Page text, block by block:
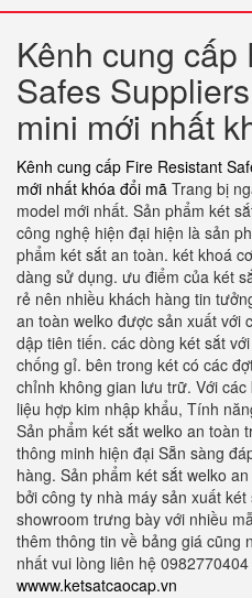
Kênh cung
Safes
mini mới nhất
Kênh cung cấp Fire Resistant
mới nhất khóa đổi mã Trang bị
model mới nhất. Sản phẩm két
công nghệ hiện đại hiện là sản
phẩm két sắt an toàn. két khoá
dàng sử dụng. ưu điểm của két
rẻ nên nhiều khách hàng tin
an toàn welko được sản xuất với
dập tiên tiến. các dòng két sắt
chống gỉ. bên trong két có các
chỉnh không gian lưu trữ. Với
liệu hợp kim nhập khẩu, Tính
Sản phẩm két sắt welko an toàn
thông minh hiện đại Sẵn sàng
hàng. Sản phẩm két sắt welko
bởi công ty nhà máy sản xuất
showroom trưng bày với nhiều
thêm thông tin về bảng giá cũng
nhất vui lòng liên hệ
wwww.ketsatcaocap.vn